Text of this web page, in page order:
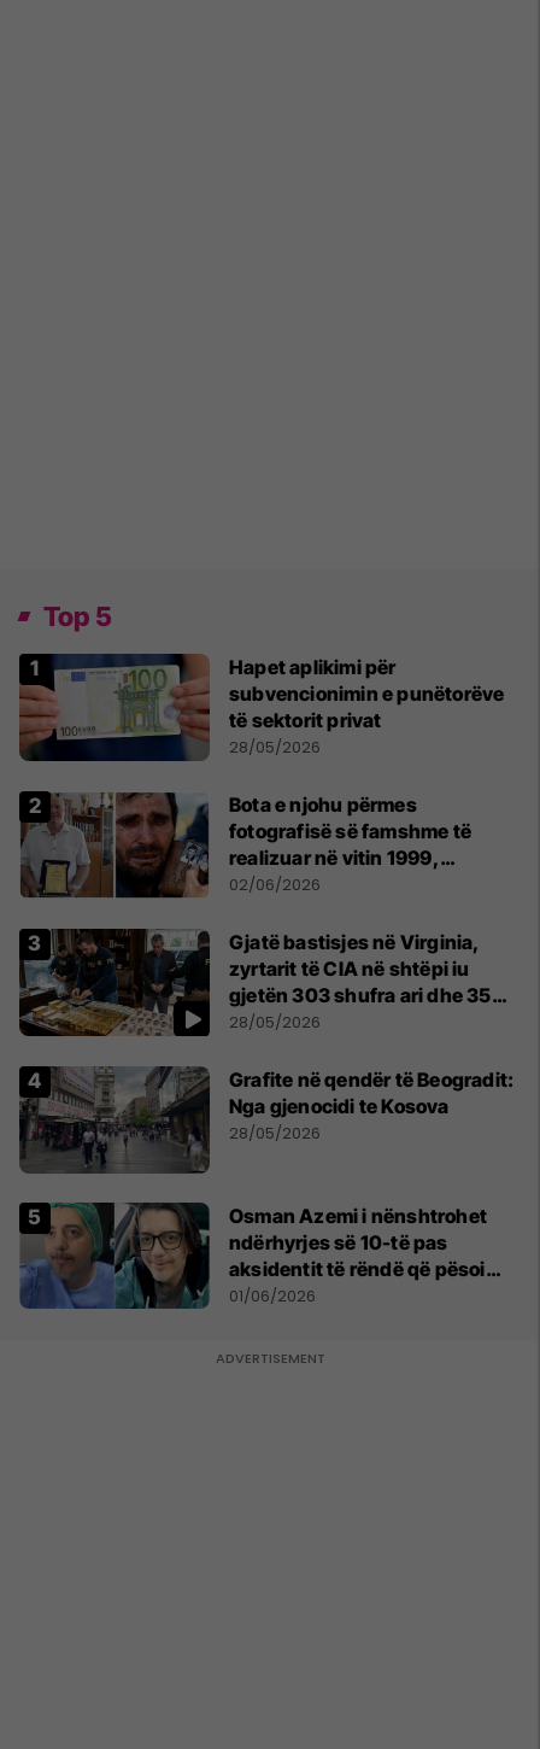
Top 5
Hapet aplikimi për
subvencionimin e punëtorëve
të sektorit privat
28/05/2026
Bota e njohu përmes
fotografisë së famshme të
realizuar në vitin 1999,
pensionohet Xajë Mustafa
02/06/2026
Gjatë bastisjes në Virginia,
zyrtarit të CIA në shtëpi iu
gjetën 303 shufra ari dhe 35
orë luksoze Rolex
28/05/2026
Grafite në qendër të Beogradit:
Nga gjenocidi te Kosova
28/05/2026
Osman Azemi i nënshtrohet
ndërhyrjes së 10-të pas
aksidentit të rëndë që pësoi
vitin e kaluar
01/06/2026